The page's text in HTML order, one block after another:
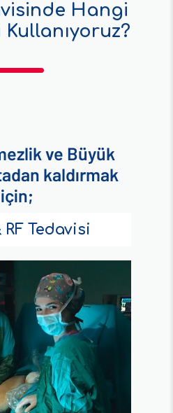
Hangi
ve Büyük
kaldırmak
için;
RF Tedavisi